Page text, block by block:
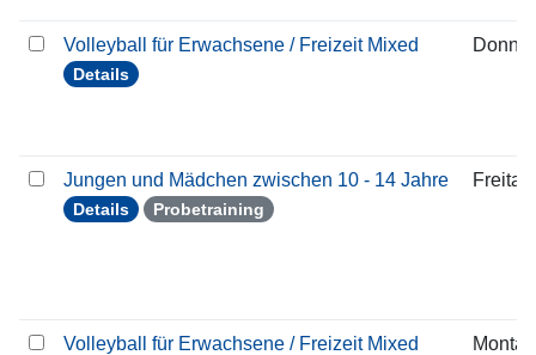
Volleyball für Erwachsene / Freizeit Mixed
Details
Jungen und Mädchen zwischen 10 - 14 Jahre
Details Probetraining
Freitag
Volleyball für Erwachsene / Freizeit Mixed Montag